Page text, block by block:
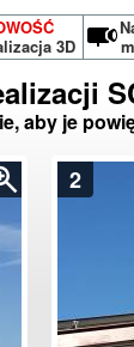
3D
aby je
2